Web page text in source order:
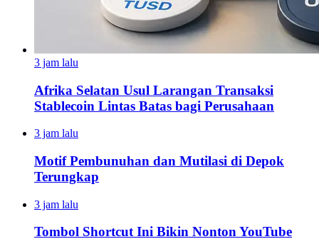
3 jam lalu
Afrika Selatan Usul Larangan Transaksi
Stablecoin Lintas Batas bagi Perusahaan
3 jam lalu
Motif Pembunuhan dan Mutilasi di Depok
Terungkap
3 jam lalu
Tombol Shortcut Ini Bikin Nonton YouTube